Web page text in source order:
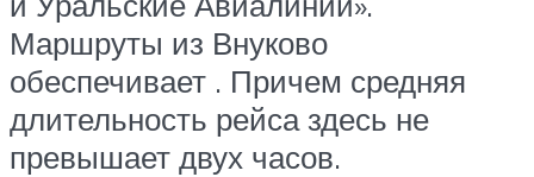
Маршруты из Внуково
обеспечивает . Причем средняя
длительность рейса здесь не
превышает двух часов.